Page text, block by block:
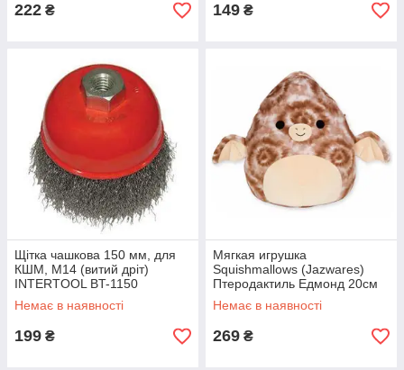
222 ₴ 149 ₴
Щітка чашкова 150 мм, для
КШМ, М14 (витий дріт)
INTERTOOL BT-1150
Немає в наявності
199 ₴
Мягкая игрушка
Squishmallows (Jazwares)
Птеродактиль Едмонд 20см
Немає в наявності
269 ₴